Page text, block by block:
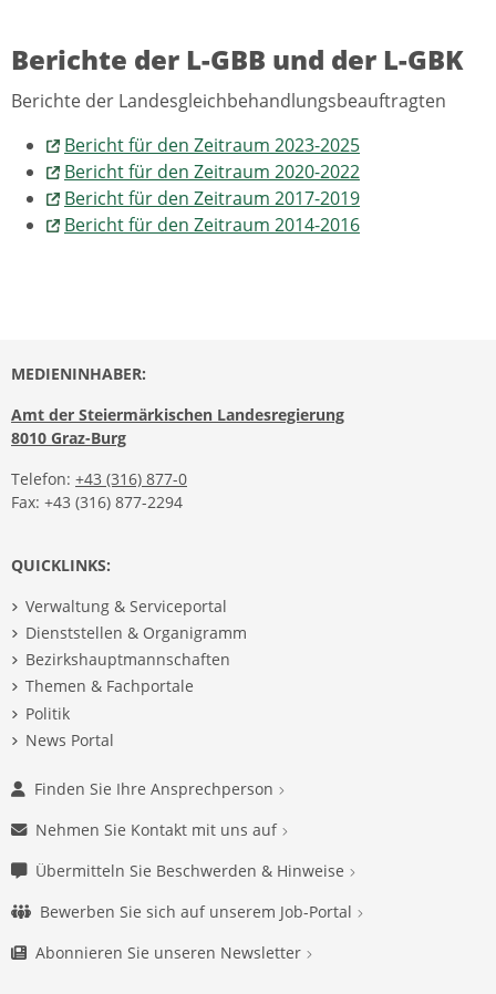
Berichte der L-GBB und der L-GBK
Berichte der Landesgleichbehandlungsbeauftragten
Bericht für den Zeitraum 2023-2025
Bericht für den Zeitraum 2020-2022
Bericht für den Zeitraum 2017-2019
Bericht für den Zeitraum 2014-2016
MEDIENINHABER:
Amt der Steiermärkischen Landesregierung
8010 Graz-Burg
Telefon: +43 (316) 877-0
Fax: +43 (316) 877-2294
QUICKLINKS:
Verwaltung & Serviceportal
Dienststellen & Organigramm
Bezirkshauptmannschaften
Themen & Fachportale
Politik
News Portal
Finden Sie Ihre Ansprechperson
Nehmen Sie Kontakt mit uns auf
Übermitteln Sie Beschwerden & Hinweise
Bewerben Sie sich auf unserem Job-Portal
Abonnieren Sie unseren Newsletter